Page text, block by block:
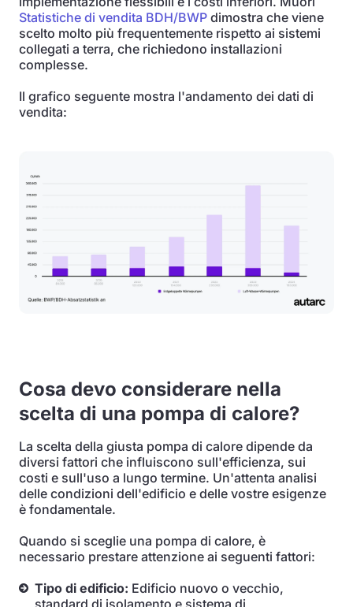
Statistiche di vendita BDH/BWP dimostra che viene
scelto molto più frequentemente rispetto ai sistemi
collegati a terra, che richiedono installazioni
complesse.
Il grafico seguente mostra l'andamento dei dati di
vendita:
Cosa devo considerare nella
scelta di una pompa di calore?
La scelta della giusta pompa di calore dipende da
diversi fattori che influiscono sull'efficienza, sui
costi e sull'uso a lungo termine. Un'attenta analisi
delle condizioni dell'edificio e delle vostre esigenze
è fondamentale.
Quando si sceglie una pompa di calore, è
necessario prestare attenzione ai seguenti fattori:
Tipo di edificio: Edificio nuovo o vecchio,
standard di isolamento e sistema di